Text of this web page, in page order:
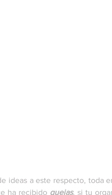
ideas a este respecto, toda
ha recibido quejas, si tu